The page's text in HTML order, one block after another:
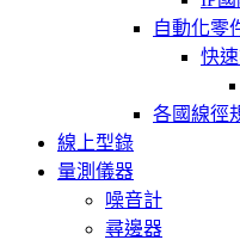
自動化零
快
各國線徑
線上型錄
量測儀器
噪音計
尋邊器